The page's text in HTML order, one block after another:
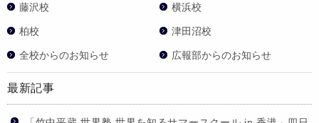
藤沢校 横浜校
柏校 津田沼校
全校からのお知らせ 広報部からのお知らせ
最新記事